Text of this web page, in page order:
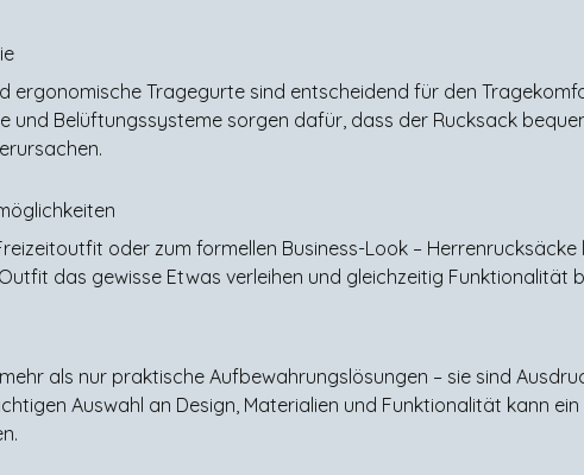
ergonomische Tragegurte sind entscheidend für den
und Belüftungssysteme sorgen dafür, dass der Rucksack
oder zum formellen Business-Look –
das gewisse Etwas verleihen und gleichzeitig Funktionalität
als nur praktische Aufbewahrungslösungen – sie sind
Auswahl an Design, Materialien und Funktionalität kann